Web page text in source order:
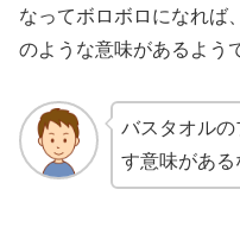
なってボロボロになれば
のような意味があるよう
バスタオル
す意味がある